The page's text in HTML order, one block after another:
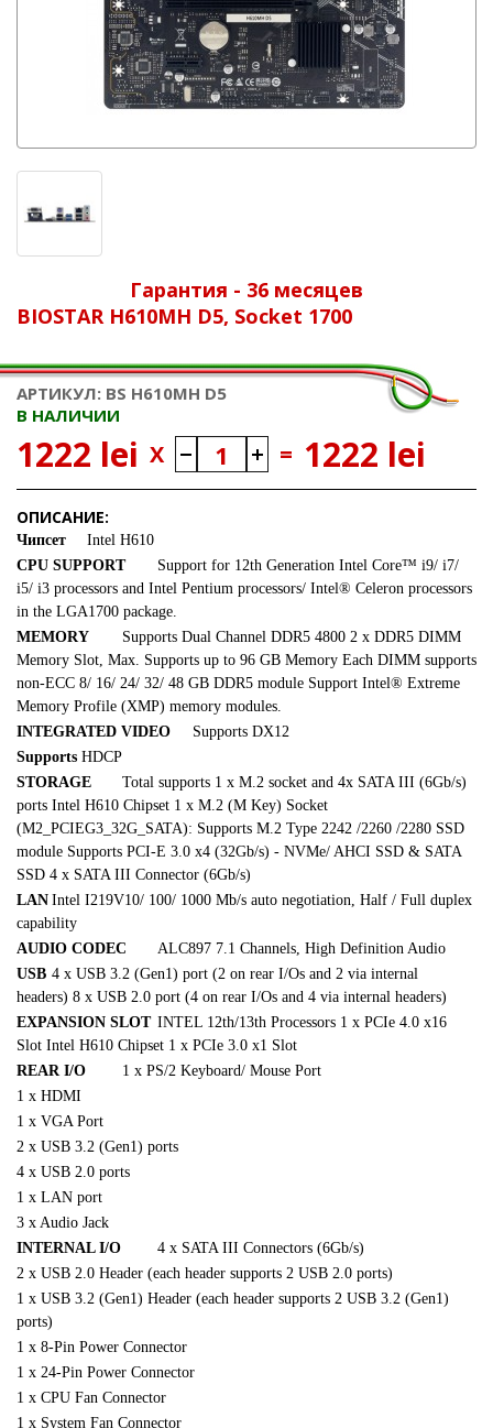
Гарантия - 36 месяцев
BIOSTAR H610MH D5, Socket 1700
АРТИКУЛ: BS H610MH D5
В НАЛИЧИИ
1222 lei X = 1222 lei
ОПИСАНИЕ:
Чипсет
Intel H610
CPU SUPPORT
Support for 12th Generation Intel Core™ i9/ i7/
i5/ i3 processors and Intel Pentium processors/ Intel® Celeron processors
in the LGA1700 package.
MEMORY
Supports Dual Channel DDR5 4800 2 x DDR5 DIMM
Memory Slot, Max. Supports up to 96 GB Memory Each DIMM supports
non-ECC 8/ 16/ 24/ 32/ 48 GB DDR5 module Support Intel® Extreme
Memory Profile (XMP) memory modules.
INTEGRATED VIDEO
Supports DX12
Supports HDCP
STORAGE
Total supports 1 x M.2 socket and 4x SATA III (6Gb/s)
ports Intel H610 Chipset 1 x M.2 (M Key) Socket
(M2_PCIEG3_32G_SATA): Supports M.2 Type 2242 /2260 /2280 SSD
module Supports PCI-E 3.0 x4 (32Gb/s) - NVMe/ AHCI SSD & SATA
SSD 4 x SATA III Connector (6Gb/s)
LAN Intel I219V10/ 100/ 1000 Mb/s auto negotiation, Half / Full duplex
capability
AUDIO CODEC
ALC897 7.1 Channels, High Definition Audio
USB 4 x USB 3.2 (Gen1) port (2 on rear I/Os and 2 via internal
headers) 8 x USB 2.0 port (4 on rear I/Os and 4 via internal headers)
EXPANSION SLOT INTEL 12th/13th Processors 1 x PCIe 4.0 x16
Slot Intel H610 Chipset 1 x PCIe 3.0 x1 Slot
REAR I/O
1 x PS/2 Keyboard/ Mouse Port
1 x HDMI
1 x VGA Port
2 x USB 3.2 (Gen1) ports
4 x USB 2.0 ports
1 x LAN port
3 x Audio Jack
INTERNAL I/O
4 x SATA III Connectors (6Gb/s)
2 x USB 2.0 Header (each header supports 2 USB 2.0 ports)
1 x USB 3.2 (Gen1) Header (each header supports 2 USB 3.2 (Gen1)
ports)
1 x 8-Pin Power Connector
1 x 24-Pin Power Connector
1 x CPU Fan Connector
1 x System Fan Connector